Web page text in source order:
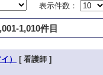
表示件数：
1,010件目
） [ 看護師 ]